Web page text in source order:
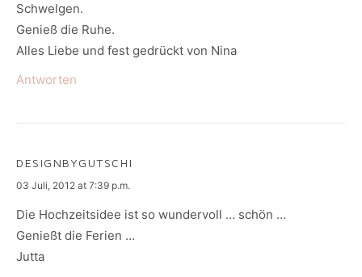
Schwelgen.
Genieß die Ruhe.
Alles Liebe und fest gedrückt von Nina
Antworten
DESIGNBYGUTSCHI
says:
03 Juli, 2012 at 7:39 p.m.
Die Hochzeitsidee ist so wundervoll … schön …
Genießt die Ferien …
Jutta